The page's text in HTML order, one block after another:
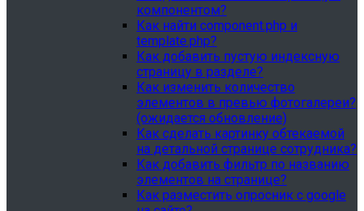
компонентом?
Как найти component.php и
template.php?
Как добавить пустую индексную
страницу в разделе?
Как изменить количество
элементов в превью фотогалереи?
(ожидается обновление)
Как сделать картинку обтекаемой
на детальной странице сотрудника?
Как добавить фильтр по названию
элементов на странице?
Как разместить опросник с google